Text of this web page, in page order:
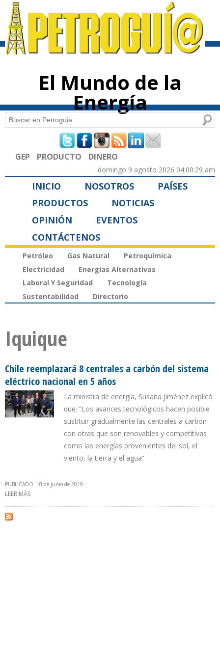
contenido
El Mundo de la
Energía
Formulario de búsqueda
Buscar
GEP PRODUCTO DINERO
domingo 9 agosto 2026 04:00:29 am
INICIO NOSOTROS
PAÍSES
PRODUCTOS
NOTICIAS
OPINIÓN
EVENTOS
CONTÁCTENOS
Petróleo Gas Natural
Petroquímica
Electricidad
Energías Alternativas
Laboral Y Seguridad
Tecnología
Sustentabilidad
Directorio
Iquique
Chile reemplazará 8 centrales a carbón del sistema
eléctrico nacional en 5 años
La ministra de energía, Susana Jiménez explicó
que: “Los avances tecnológicos hacen posible
sustituir gradualmente las centrales a carbón
con otras que son renovables y competitivas
como las energías provenientes del sol, el
viento, la tierra y el agua”
PUBLICADO: 10 de junio de 2019
LEER MÁS